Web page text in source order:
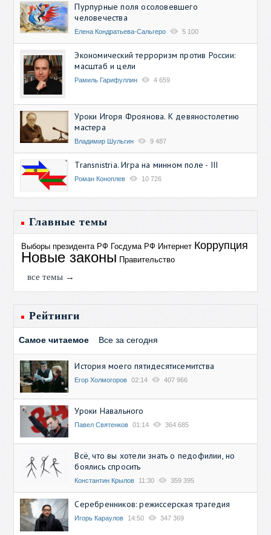
Пурпурные поля осоловевшего
человечества
Елена Кондратьева-Сальгеро 5 100
Экономический терроризм против России:
масштаб и цели
Рамиль Гарифуллин 4 659
Уроки Игоря Фроянова. К девяностолетию
мастера
Владимир Шульгин 9 487
Transnistria. Игра на минном поле - III
Роман Коноплев 10 726
Главные темы
Выборы президента РФ Госдума РФ Интернет Коррупция
Новые законы Правительство
все темы →
Рейтинги
Самое читаемое Все за сегодня
История моего пятидесятисемитства
Егор Холмогоров 02:14 407 966
Уроки Навального
Павел Святенков 01:14 364 685
Всё, что вы хотели знать о педофилии, но
боялись спросить
Константин Крылов 11:30 359 395
Серебренников: режиссерская трагедия
Игорь Караулов 14:50 347 369